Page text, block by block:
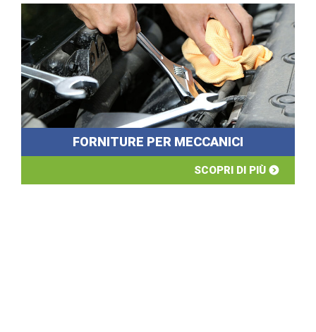
FORNITURE PER MECCANICI
SCOPRI DI PIÙ